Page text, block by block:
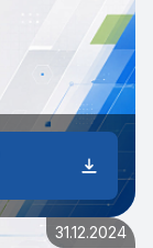
31.12.2024